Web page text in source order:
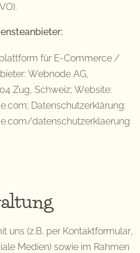
für E-Commerce /
Webnode AG,
Zug, Schweiz; Website:
Datenschutzerklärung:
datenschutzerklaerung
uns (z.B. per Kontaktformular,
Medien) sowie im Rahmen